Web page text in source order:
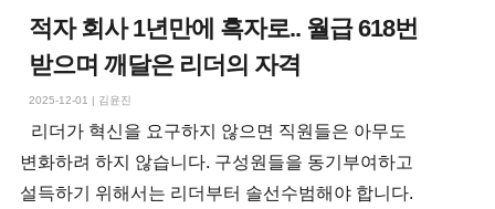
적자 회사 1년만에 흑자로.. 월급 618번
받으며 깨달은 리더의 자격
2025-12-01 | 김윤진
리더가 혁신을 요구하지 않으면 직원들은 아무도
변화하려 하지 않습니다. 구성원들을 동기부여하고
설득하기 위해서는 리더부터 솔선수범해야 합니다.